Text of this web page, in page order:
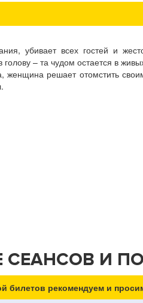
убивает всех гостей и
– та чудом остается в
женщина решает отомстить
СЕАНСОВ И
билетов рекомендуем и